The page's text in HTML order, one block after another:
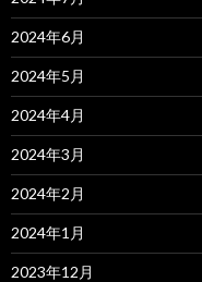
2024年6月
2024年5月
2024年4月
2024年3月
2024年2月
2024年1月
2023年12月